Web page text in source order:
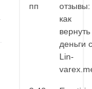
пп
отзывы:
как
вернуть
деньги с
Lin-